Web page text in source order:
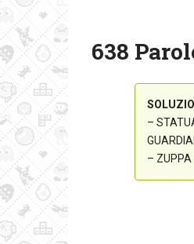
638
–
– ZUPPA